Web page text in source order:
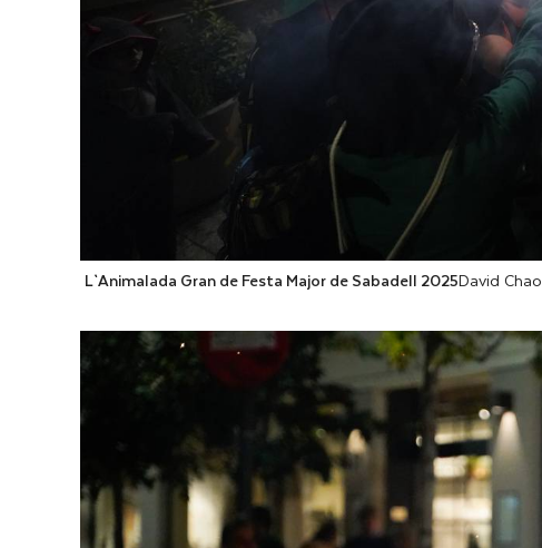
L`Animalada Gran de Festa Major de Sabadell 2025David Chao